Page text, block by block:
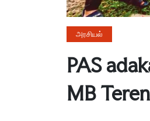
அரசியல்
PAS
MB